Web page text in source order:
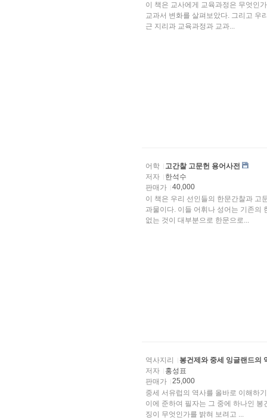
이 책은 교사에게 교육과정은 무엇인
교과서 변화를 살펴보았다. 그리고 우
근 지리과 교육과정과 교과...
어학
고간찰 고문헌 용어사전
저자
한석수
판매가
40,000
이 책은 우리 선인들의 한문간찰과 고
과물이다. 이들 어휘나 성어는 기존의
없는 것이 대부분으로 한문으로...
역사지리
봉건제와 중세 잉글랜드의
저자
홍성표
판매가
25,000
중세 서유럽의 역사를 올바로 이해하
이에 준하여 필자는 그 중에 하나인
징이 무엇인가를 밝혀 보려고 ...